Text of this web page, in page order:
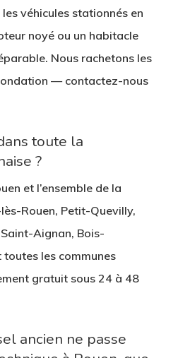
véhicules stationnés en
noyé ou un habitacle
Nous rachetons les
— contactez-nous
toute la
?
et l’ensemble de la
Rouen, Petit-Quevilly,
Aignan, Bois-
les communes
gratuit sous 24 à 48
ancien ne passe